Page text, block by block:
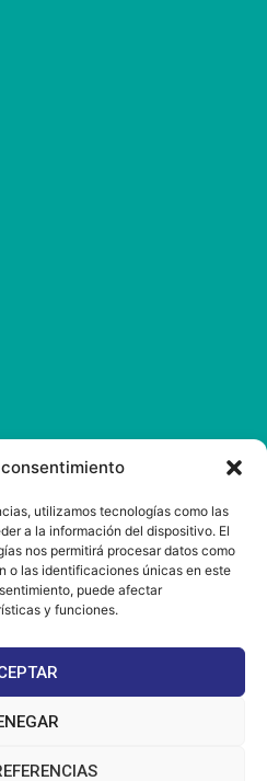
utilizamos tecnologías como las
a la información del dispositivo. El
nos permitirá procesar datos como
o las identificaciones únicas en este
puede afectar
y funciones.
(Cita previa) 11130